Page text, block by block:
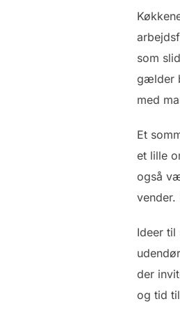
som
gælder
med
Et
et lille
også
vender.
Ideer til
der
og tid